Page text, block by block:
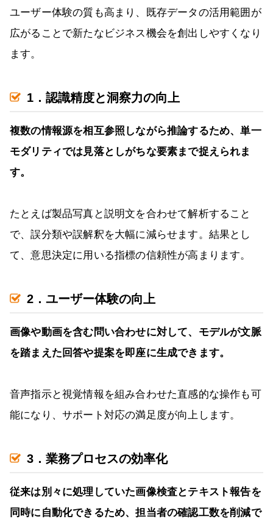
ユーザー体験の質も高まり、既存データの活用範囲が
広がることで新たなビジネス機会を創出しやすくなり
ます。
1．認識精度と洞察力の向上
複数の情報源を相互参照しながら推論するため、単一
モダリティでは見落としがちな要素まで捉えられま
す。
たとえば製品写真と説明文を合わせて解析すること
で、誤分類や誤解釈を大幅に減らせます。結果とし
て、意思決定に用いる指標の信頼性が高まります。
2．ユーザー体験の向上
画像や動画を含む問い合わせに対して、モデルが文脈
を踏まえた回答や提案を即座に生成できます。
音声指示と視覚情報を組み合わせた直感的な操作も可
能になり、サポート対応の満足度が向上します。
3．業務プロセスの効率化
従来は別々に処理していた画像検査とテキスト報告を
同時に自動化できるため、担当者の確認工数を削減で